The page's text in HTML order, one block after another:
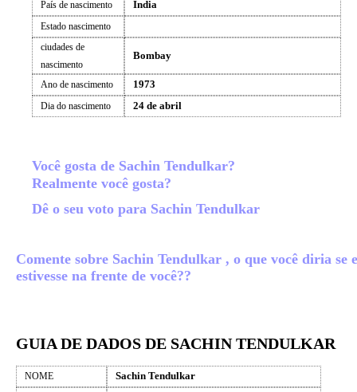
País de nascimento Índia
Estado nascimento
ciudades de
nascimento
Bombay
Ano de nascimento 1973
Dia do nascimento 24 de abril
Você gosta de Sachin Tendulkar?
Realmente você gosta?
Dê o seu voto para Sachin Tendulkar
Comente sobre Sachin Tendulkar , o que você diria se
estivesse na frente de você??
GUIA DE DADOS DE SACHIN TENDULKAR
NOME Sachin Tendulkar